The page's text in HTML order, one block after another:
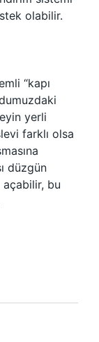
olabilir.
“kapı
yerli
farklı olsa
düzgün
açabilir, bu